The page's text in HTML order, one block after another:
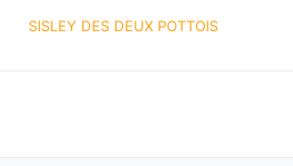
SISLEY DES DEUX POTTOIS